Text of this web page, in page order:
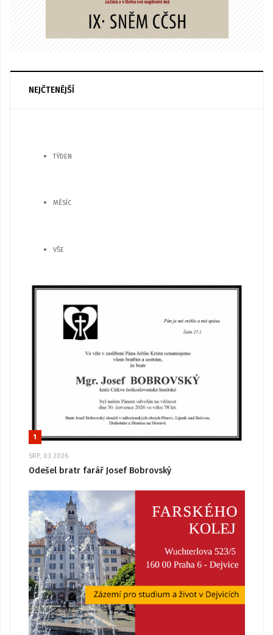
NEJČTENĚJŠÍ
TÝDEN
MĚSÍC
VŠE
1
SRP, 03 2026
Odešel bratr farář Josef Bobrovský